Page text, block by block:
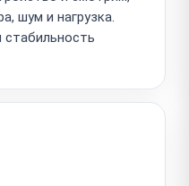
шум и нагрузка.